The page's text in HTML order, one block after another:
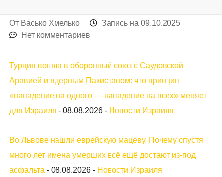
От Васько Хмелько Запись на09.10.2025
Нет комментариев
Турция вошла в оборонный союз с Саудовской
Аравией и ядерным Пакистаном: что принцип
«нападение на одного — нападение на всех» меняет
для Израиля -08.08.2026 - Новости Израиля
Во Львове нашли еврейскую мацеву. Почему спустя
много лет имена умерших всё ещё достают из-под
асфальта -08.08.2026 - Новости Израиля